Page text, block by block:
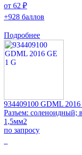
от 62 ₽
+928 баллов
Подробнее
934409100 GDML
Разъем: соленоидный;
1,5мм2
по запросу